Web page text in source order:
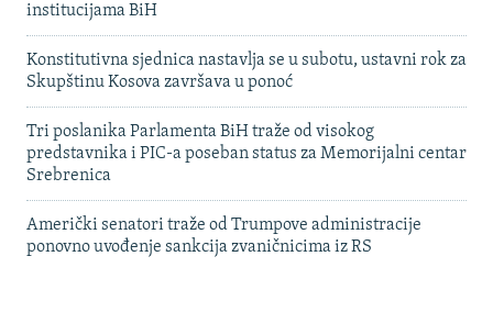
institucijama BiH
Konstitutivna sjednica nastavlja se u subotu, ustavni rok za
Skupštinu Kosova završava u ponoć
Tri poslanika Parlamenta BiH traže od visokog
predstavnika i PIC-a poseban status za Memorijalni centar
Srebrenica
Američki senatori traže od Trumpove administracije
ponovno uvođenje sankcija zvaničnicima iz RS